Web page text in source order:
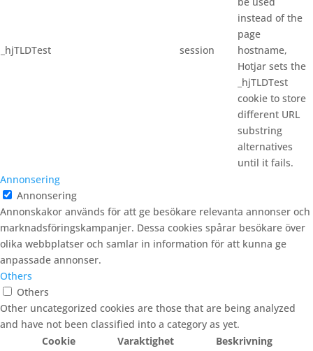
_hjTLDTest session
instead of the
page
hostname,
Hotjar sets the
_hjTLDTest
cookie to store
different URL
substring
alternatives
until it fails.
Annonsering
Annonsering
Annonskakor används för att ge besökare relevanta annonser och
marknadsföringskampanjer. Dessa cookies spårar besökare över
olika webbplatser och samlar in information för att kunna ge
anpassade annonser.
Others
Others
Other uncategorized cookies are those that are being analyzed
and have not been classified into a category as yet.
Cookie
Varaktighet
Beskrivning